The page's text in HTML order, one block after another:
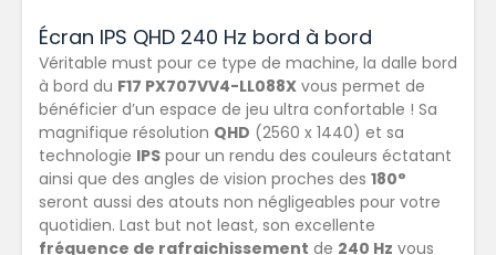
Écran IPS QHD 240 Hz bord à bord
Véritable must pour ce type de machine, la dalle bord
à bord du F17 PX707VV4-LL088X vous permet de
bénéficier d’un espace de jeu ultra confortable ! Sa
magnifique résolution QHD (2560 x 1440) et sa
technologie IPS pour un rendu des couleurs éctatant
ainsi que des angles de vision proches des 180°
seront aussi des atouts non négligeables pour votre
quotidien. Last but not least, son excellente
fréquence de rafraichissement de 240 Hz vous